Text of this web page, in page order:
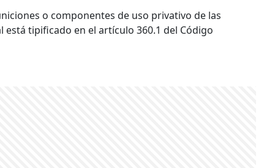
o componentes de uso privativo de las
está tipificado en el artículo 360.1 del Código